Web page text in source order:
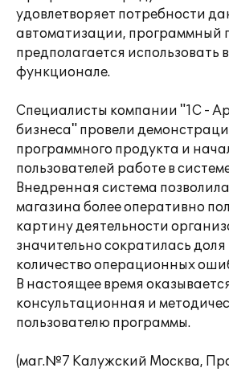
удовлетворяет потребности
автоматизации, программный
предполагается использовать
функционале.
Специалисты компании "1С -
бизнеса" провели
программного продукта и
пользователей работе в
Внедренная система
магазина более оперативно
картину деятельности
значительно сократилась
количество операционных
В настоящее время
консультационная и
пользователю программы.
(маг.№7 Калужский Москва,